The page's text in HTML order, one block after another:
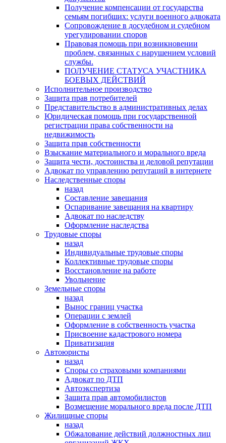
Получение компенсации от государства
семьям погибших: услуги военного адвоката
Сопровождение в досудебном и судебном
урегулировании споров
Правовая помощь при возникновении
проблем, связанных с нарушением условий
службы.
ПОЛУЧЕНИЕ СТАТУСА УЧАСТНИКА
БОЕВЫХ ДЕЙСТВИЙ
Исполнительное производство
Защита прав потребителей
Представительство в административных делах
Юридическая помощь при государственной
регистрации права собственности на
недвижимость
Защита прав собственности
Взыскание материального и морального вреда
Защита чести, достоинства и деловой репутации
Адвокат по управлению репутаций в интернете
Наследственные споры
назад
Составление завещания
Оспаривание завещания на квартиру
Адвокат по наследству
Оформление наследства
Трудовые споры
назад
Индивидуальные трудовые споры
Коллективные трудовые споры
Восстановление на работе
Увольнение
Земельные споры
назад
Вынос границ участка
Операции с землей
Оформление в собственность участка
Присвоение кадастрового номера
Приватизация
Автоюристы
назад
Споры со страховыми компаниями
Адвокат по ДТП
Автоэкспертиза
Защита прав автомобилистов
Возмещение морального вреда после ДТП
Жилищные споры
назад
Обжалование действий должностных лиц